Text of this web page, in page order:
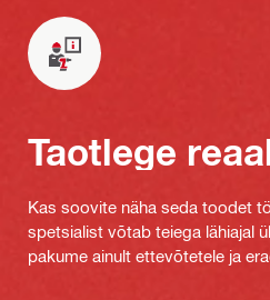
Taotlege
Kas soovite näha seda toodet
spetsialist võtab teiega lähiajal
pakume ainult ettevõtetele ja